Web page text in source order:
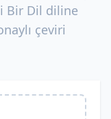
Bir Dil diline
çeviri